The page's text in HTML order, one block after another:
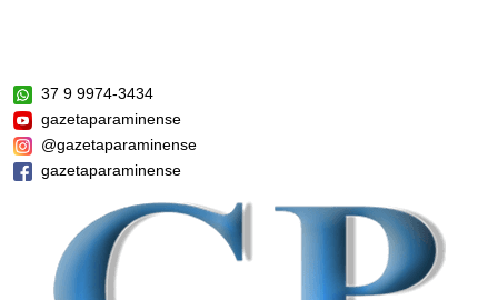
37 9 9974-3434
gazetaparaminense
@gazetaparaminense
gazetaparaminense